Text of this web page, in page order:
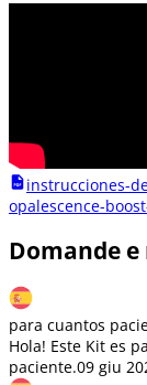
instrucciones-
opalescence-
Domande e
para cuantos
Hola! Este Kit es
paciente.09 giu